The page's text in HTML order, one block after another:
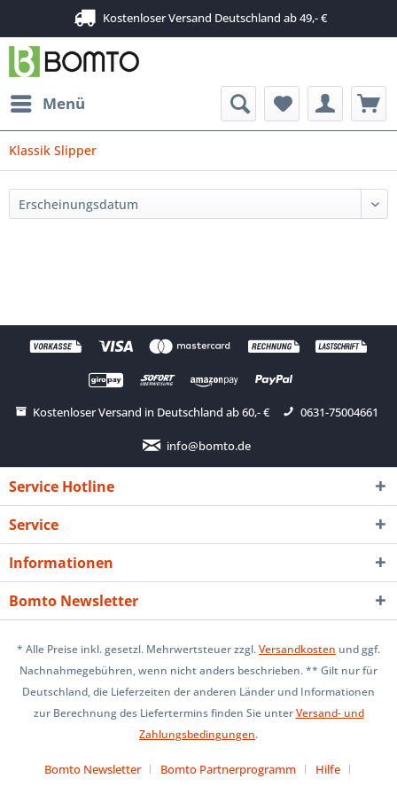
Kostenloser Versand Deutschland ab 49,- €
Menü
Klassik Slipper
Kostenloser Versand in Deutschland ab 60,- € 0631-75004661
info@bomto.de
Service Hotline
Service
Informationen
Bomto Newsletter
* Alle Preise inkl. gesetzl. Mehrwertsteuer zzgl.Versandkosten und ggf.
Nachnahmegebühren, wenn nicht anders beschrieben. ** Gilt nur für
Deutschland, die Lieferzeiten der anderen Länder und Informationen
zur Berechnung des Liefertermins finden Sie unterVersand- und
Zahlungsbedingungen.
Bomto Newsletter Bomto Partnerprogramm
Hilfe